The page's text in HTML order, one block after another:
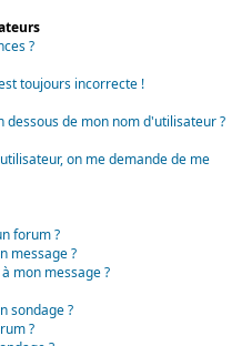
?
toujours incorrecte !
de mon nom d'utilisateur ?
on me demande de me
forum ?
message ?
mon message ?
sondage ?
?